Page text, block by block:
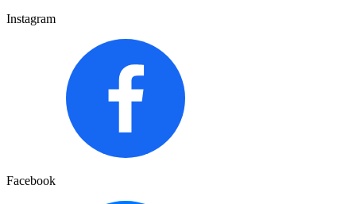
Instagram
Facebook